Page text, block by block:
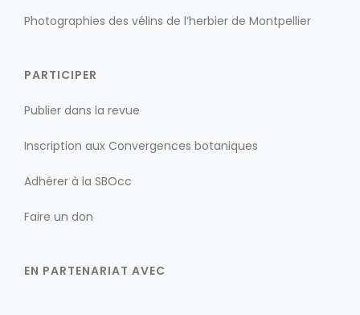
Photographies des vélins de l’herbier de Montpellier
PARTICIPER
Publier dans la revue
Inscription aux Convergences botaniques
Adhérer à la SBOcc
Faire un don
EN PARTENARIAT AVEC